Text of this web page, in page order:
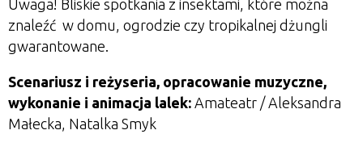
Uwaga! Bliskie spotkania z insektami, które można
znaleźć w domu, ogrodzie czy tropikalnej dżungli
gwarantowane.
Scenariusz i reżyseria, opracowanie muzyczne,
wykonanie i animacja lalek: Amateatr / Aleksandra
Małecka, Natalka Smyk